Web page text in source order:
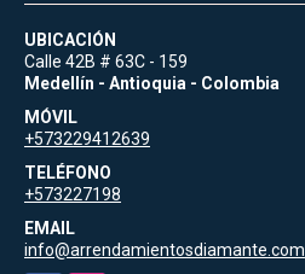
UBICACIÓN
Calle 42B # 63C - 159
Medellín - Antioquia - Colombia
MÓVIL
+573229412639
TELÉFONO
+573227198
EMAIL
info@arrendamientosdiamante.com